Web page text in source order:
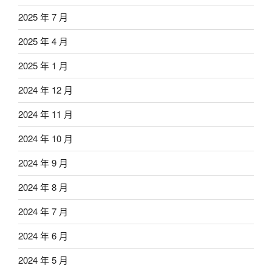
2025 年 7 月
2025 年 4 月
2025 年 1 月
2024 年 12 月
2024 年 11 月
2024 年 10 月
2024 年 9 月
2024 年 8 月
2024 年 7 月
2024 年 6 月
2024 年 5 月